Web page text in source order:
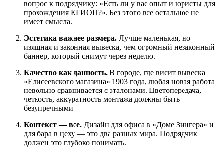
вопрос к подрядчику: «Есть ли у вас опыт и юристы для
прохождения КГИОП?». Без этого все остальное не
имеет смысла.
Эстетика важнее размера. Лучше маленькая, но
изящная и законная вывеска, чем огромный незаконный
баннер, который снимут через неделю.
Качество как данность. В городе, где висит вывеска
«Елисеевского магазина» 1903 года, любая новая работа
невольно сравнивается с эталонами. Цветопередача,
четкость, аккуратность монтажа должны быть
безупречными.
Контекст — все. Дизайн для офиса в «Доме Зингера» и
для бара в цеху — это два разных мира. Подрядчик
должен это глубоко понимать.